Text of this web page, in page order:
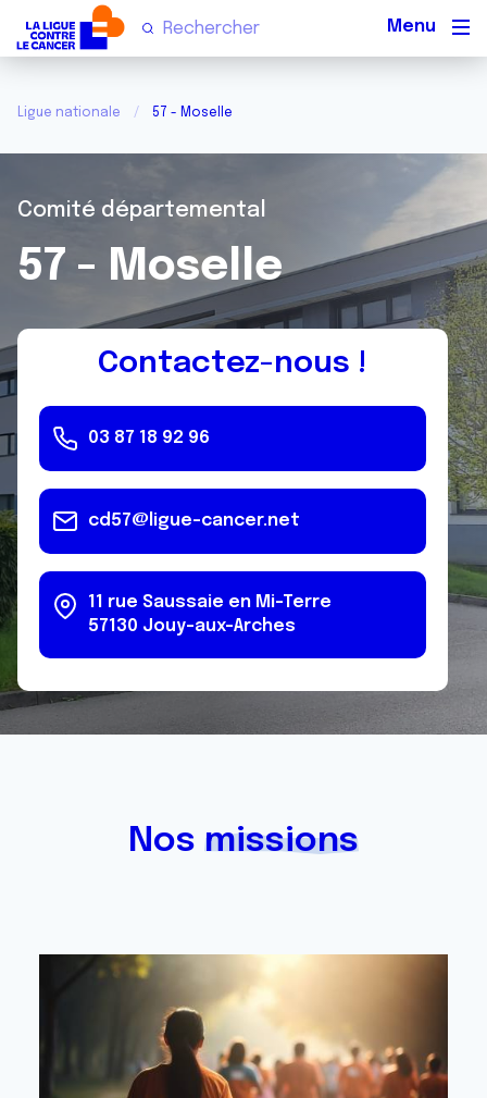
Ligue nationale 57 - Moselle
Comité départemental
57 - Moselle
Contactez-nous !
03 87 18 92 96
cd57@ligue-cancer.net
11 rue Saussaie en Mi-Terre
57130 Jouy-aux-Arches
Nos missions